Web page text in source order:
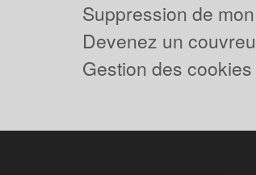
Suppression de
Devenez un
Gestion des cookies